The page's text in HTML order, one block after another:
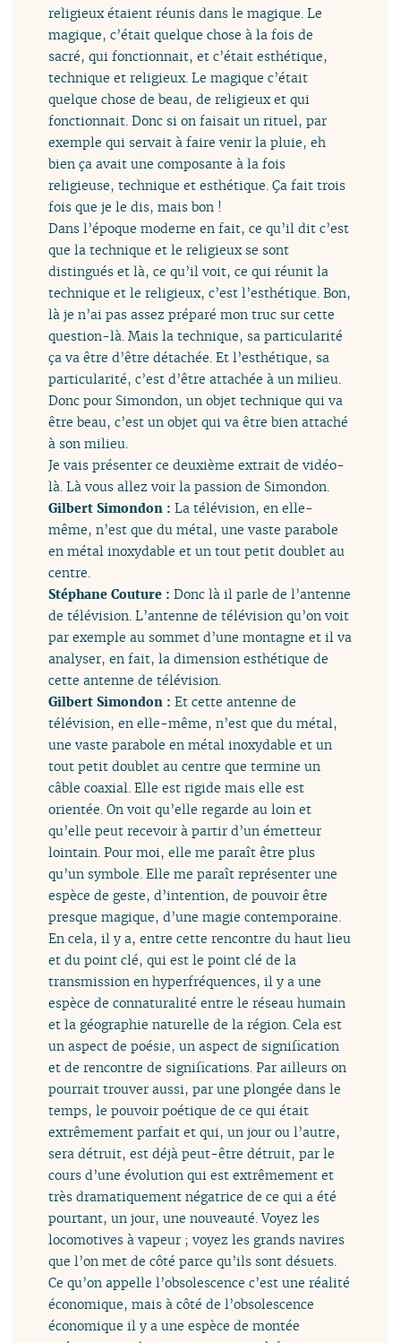
religieux étaient réunis dans le magique. Le
magique, c’était quelque chose à la fois de
sacré, qui fonctionnait, et c’était esthétique,
technique et religieux. Le magique c’était
quelque chose de beau, de religieux et qui
fonctionnait. Donc si on faisait un rituel, par
exemple qui servait à faire venir la pluie, eh
bien ça avait une composante à la fois
religieuse, technique et esthétique. Ça fait trois
fois que je le dis, mais bon !
Dans l’époque moderne en fait, ce qu’il dit c’est
que la technique et le religieux se sont
distingués et là, ce qu’il voit, ce qui réunit la
technique et le religieux, c’est l’esthétique. Bon,
là je n’ai pas assez préparé mon truc sur cette
question-là. Mais la technique, sa particularité
ça va être d’être détachée. Et l’esthétique, sa
particularité, c’est d’être attachée à un milieu.
Donc pour Simondon, un objet technique qui va
être beau, c’est un objet qui va être bien attaché
à son milieu.
Je vais présenter ce deuxième extrait de vidéo-
là. Là vous allez voir la passion de Simondon.
Gilbert Simondon :La télévision, en elle-
même, n’est que du métal, une vaste parabole
en métal inoxydable et un tout petit doublet au
centre.
Stéphane Couture :Donc là il parle de l’antenne
de télévision. L’antenne de télévision qu’on voit
par exemple au sommet d’une montagne et il va
analyser, en fait, la dimension esthétique de
cette antenne de télévision.
Gilbert Simondon :Et cette antenne de
télévision, en elle-même, n’est que du métal,
une vaste parabole en métal inoxydable et un
tout petit doublet au centre que termine un
câble coaxial. Elle est rigide mais elle est
orientée. On voit qu’elle regarde au loin et
qu’elle peut recevoir à partir d’un émetteur
lointain. Pour moi, elle me paraît être plus
qu’un symbole. Elle me paraît représenter une
espèce de geste, d’intention, de pouvoir être
presque magique, d’une magie contemporaine.
En cela, il y a, entre cette rencontre du haut lieu
et du point clé, qui est le point clé de la
transmission en hyperfréquences, il y a une
espèce de connaturalité entre le réseau humain
et la géographie naturelle de la région. Cela est
un aspect de poésie, un aspect de signification
et de rencontre de significations. Par ailleurs on
pourrait trouver aussi, par une plongée dans le
temps, le pouvoir poétique de ce qui était
extrêmement parfait et qui, un jour ou l’autre,
sera détruit, est déjà peut-être détruit, par le
cours d’une évolution qui est extrêmement et
très dramatiquement négatrice de ce qui a été
pourtant, un jour, une nouveauté. Voyez les
locomotives à vapeur ; voyez les grands navires
que l’on met de côté parce qu’ils sont désuets.
Ce qu’on appelle l’obsolescence c’est une réalité
économique, mais à côté de l’obsolescence
économique il y a une espèce de montée